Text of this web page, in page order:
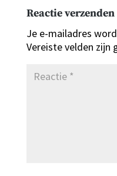
Reactie verzenden
Je e-mailadres
Vereiste velden zijn